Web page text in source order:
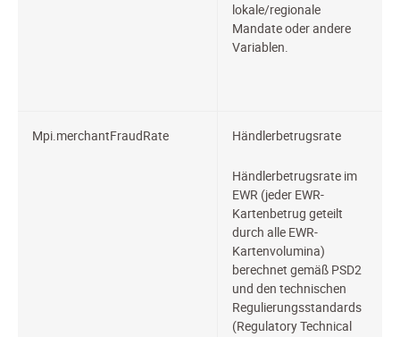
lokale/regionale
Mandate oder andere
Variablen.
Mpi.merchantFraudRate Händlerbetrugsrate
Händlerbetrugsrate im
EWR (jeder EWR-
Kartenbetrug geteilt
durch alle EWR-
Kartenvolumina)
berechnet gemäß PSD2
und den technischen
Regulierungsstandards
(Regulatory Technical